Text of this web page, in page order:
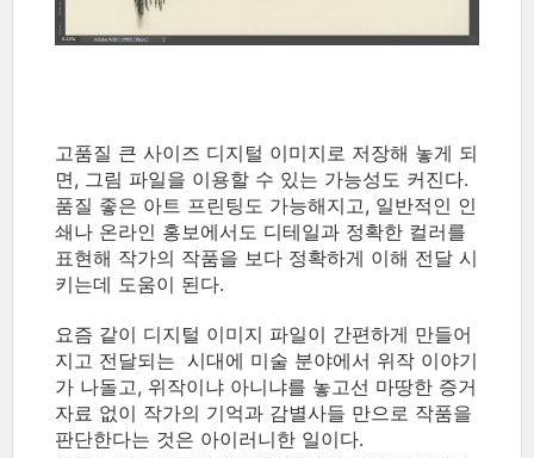
고품질 큰 사이즈 디지털 이미지로 저장해 놓게 되
면, 그림 파일을 이용할 수 있는 가능성도 커진다.
품질 좋은 아트 프린팅도 가능해지고, 일반적인 인
쇄나 온라인 홍보에서도 디테일과 정확한 컬러를
표현해 작가의 작품을 보다 정확하게 이해 전달 시
키는데 도움이 된다.
요즘 같이 디지털 이미지 파일이 간편하게 만들어
지고 전달되는 시대에 미술 분야에서 위작 이야기
가 나돌고, 위작이냐 아니냐를 놓고선 마땅한 증거
자료 없이 작가의 기억과 감별사들 만으로 작품을
판단한다는 것은 아이러니한 일이다.